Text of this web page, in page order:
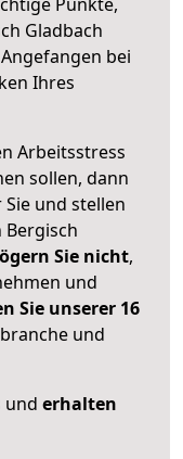
Gladbach
Angefangen bei
Ihres
Arbeitsstress
sollen, dann
und stellen
Bergisch
Sie nicht,
und
Sie unserer 16
und
und erhalten